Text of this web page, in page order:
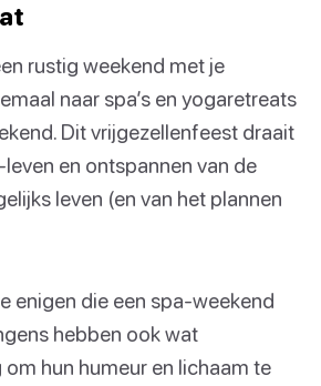
rustig weekend met je
naar spa’s en yogaretreats
Dit vrijgezellenfeest draait
en ontspannen van de
leven (en van het plannen
enigen die een spa-weekend
hebben ook wat
hun humeur en lichaam te